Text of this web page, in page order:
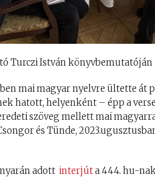
Turczi István könyvbemutatóján
mai magyar nyelvre ültette át
hatott, helyenként – épp a
szöveg mellett mai
és Tünde,
nyarán adottinterjúta 444. hu-